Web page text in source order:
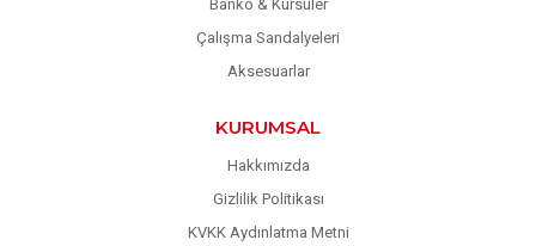
Banko & Kürsüler
Çalışma Sandalyeleri
Aksesuarlar
KURUMSAL
Hakkımızda
Gizlilik Politikası
KVKK Aydınlatma Metni